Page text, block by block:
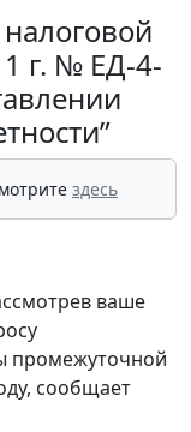
г. № ЕД-4-
здесь
ваше
промежуточной
сообщает